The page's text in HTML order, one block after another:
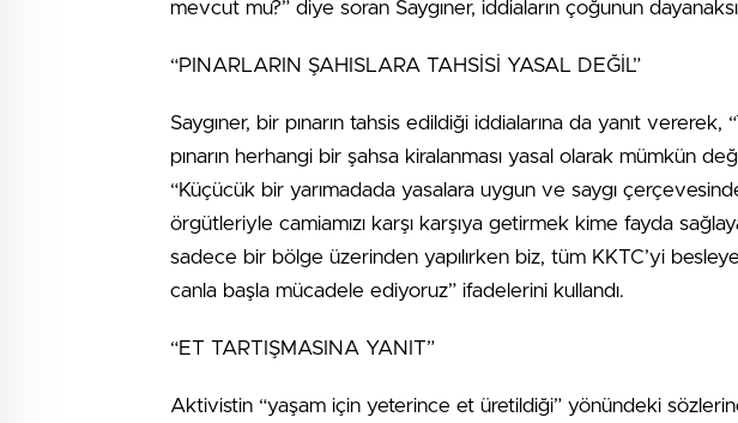
mevcut mu?” diye soran Saygıner, iddiaların çoğunun
“PINARLARIN ŞAHISLARA TAHSİSİ YASAL DEĞİL”
Saygıner, bir pınarın tahsis edildiği iddialarına da yanıt vererek,
pınarın herhangi bir şahsa kiralanması yasal olarak mümkün
“Küçücük bir yarımadada yasalara uygun ve saygı
örgütleriyle camiamızı karşı karşıya getirmek kime fayda
sadece bir bölge üzerinden yapılırken biz, tüm KKTC’yi
canla başla mücadele ediyoruz” ifadelerini kullandı.
“ET TARTIŞMASINA YANIT”
Aktivistin “yaşam için yeterince et üretildiği” yönündeki